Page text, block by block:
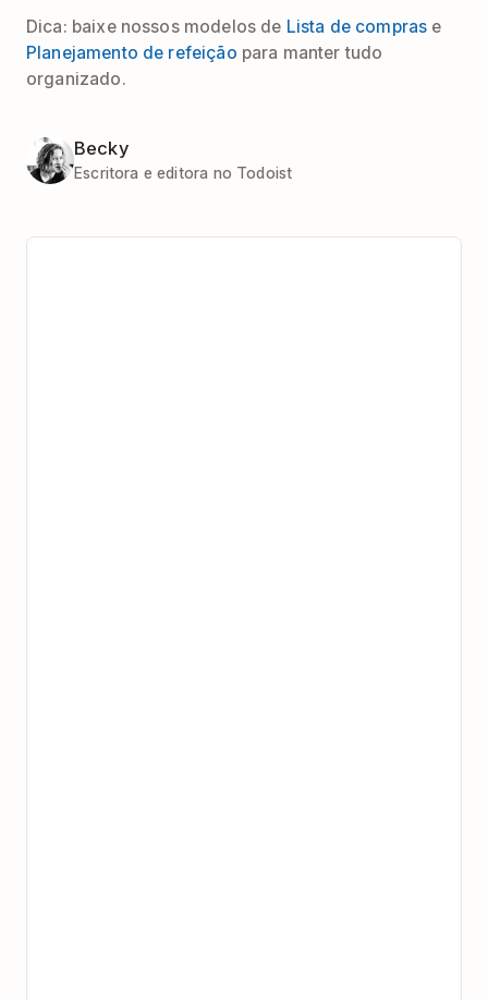
Dica: baixe nossos modelos de Lista de compras e
Planejamento de refeição para manter tudo
organizado.
Becky
Escritora e editora no Todoist